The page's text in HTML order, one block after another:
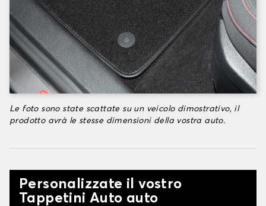
Le foto sono state scattate su un veicolo dimostrativo, il
prodotto avrà le stesse dimensioni della vostra auto.
Personalizzate il vostro
Tappetini Auto auto